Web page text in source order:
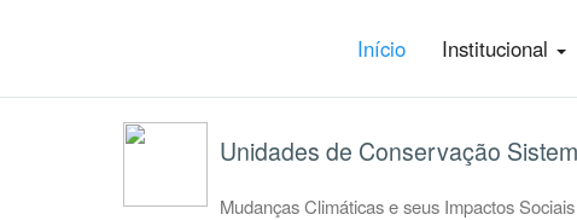
Início Institucional
Unidades de Conservação
Mudanças Climáticas e seus Impactos